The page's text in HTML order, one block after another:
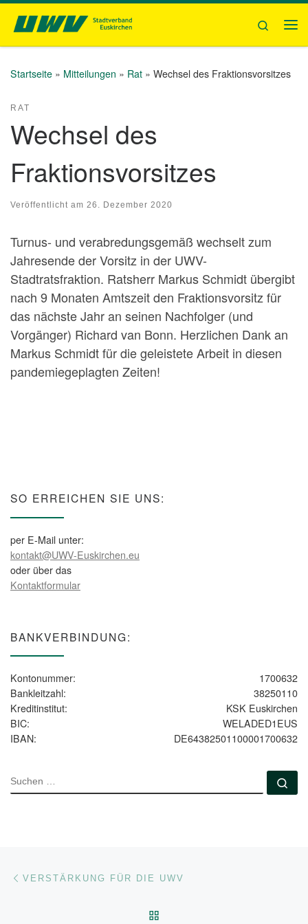
Zum Inhalt springen
Search
Startseite » Mitteilungen » Rat » Wechsel des Fraktionsvorsitzes
RAT
Wechsel des
Fraktionsvorsitzes
Veröffentlicht am 26. Dezember 2020
Turnus- und verabredungsgemäß wechselt zum
Jahresende der Vorsitz in der UWV-
Stadtratsfraktion. Ratsherr Markus Schmidt übergibt
nach 9 Monaten Amtszeit den Fraktionsvorsitz für
das nächste Jahr an seinen Nachfolger (und
Vorgänger) Richard van Bonn. Herzlichen Dank an
Markus Schmidt für die geleistete Arbeit in diesen
pandemiegeplagten Zeiten!
SO ERREICHEN SIE UNS:
per E-Mail unter:
kontakt@UWV-Euskirchen.eu
oder über das
Kontaktformular
BANKVERBINDUNG:
Kontonummer:
1700632
Bankleitzahl:
38250110
Kreditinstitut:
KSK Euskirchen
BIC:
WELADED1EUS
IBAN:
DE64382501100001700632
SUCHE
Beitragsnavigation
VERSTÄRKUNG FÜR DIE UWV